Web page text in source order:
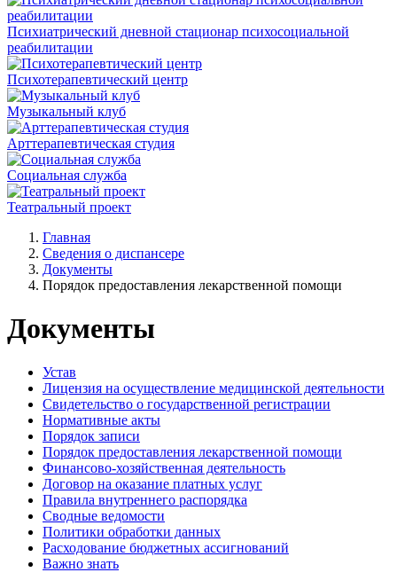
Психиатрический дневной стационар психосоциальной
реабилитации
Психотерапевтический центр
Музыкальный клуб
Арттерапевтическая студия
Социальная служба
Театральный проект
Главная
Сведения о диспансере
Документы
Порядок предоставления лекарственной помощи
Документы
Устав
Лицензия на осуществление медицинской деятельности
Свидетельство о государственной регистрации
Нормативные акты
Порядок записи
Порядок предоставления лекарственной помощи
Финансово-хозяйственная деятельность
Договор на оказание платных услуг
Правила внутреннего распорядка
Сводные ведомости
Политики обработки данных
Расходование бюджетных ассигнований
Важно знать